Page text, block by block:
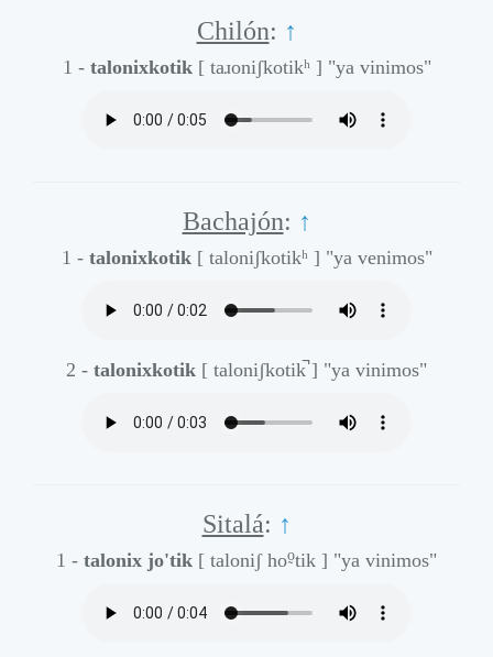
Chilón: ↑
1 - talonixkotik [ taɹoniʃkotikʰ ] "ya vinimos"
Bachajón: ↑
1 - talonixkotik [ taloniʃkotikʰ ] "ya venimos"
2 - talonixkotik [ taloniʃkotik̚ ] "ya vinimos"
Sitalá: ↑
1 - talonix jo'tik [ taloniʃ hoo̰tik ] "ya vinimos"